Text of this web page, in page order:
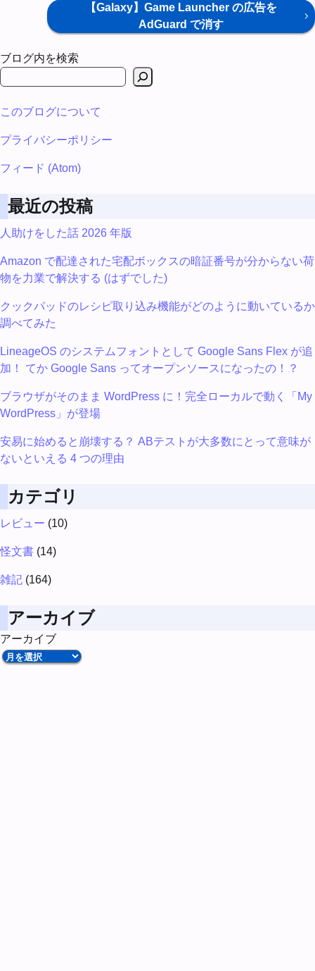
【Galaxy】Game Launcher の広告を
AdGuard で消す
ブログ内を検索
このブログについて
プライバシーポリシー
フィード (Atom)
最近の投稿
人助けをした話 2026 年版
Amazon で配達された宅配ボックスの暗証番号が分からない荷
物を力業で解決する (はずでした)
クックパッドのレシピ取り込み機能がどのように動いているか
調べてみた
LineageOS のシステムフォントとして Google Sans Flex が追
加！ てか Google Sans ってオープンソースになったの！？
ブラウザがそのまま WordPress に！完全ローカルで動く「My
WordPress」が登場
安易に始めると崩壊する？ ABテストが大多数にとって意味が
ないといえる 4 つの理由
カテゴリ
レビュー (10)
怪文書 (14)
雑記 (164)
アーカイブ
アーカイブ